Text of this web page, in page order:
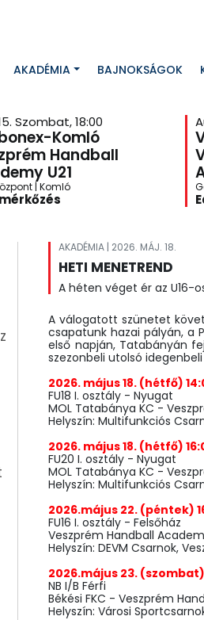
AKADÉMIA BAJNOKSÁGOK
Szombat, 18:00
Komló
Handball
U21
| Komló
AKADÉMIA | 2026. MÁJ. 18.
HETI MENETREND
A héten véget ér az U16-
A válogatott szünetet
csapatunk hazai pályán, a
első napján, Tatabányán
szezonbeli utolsó
2026. május 18. (hétfő)
FU18 I. osztály - Nyugat
MOL Tatabánya KC -
Helyszín: Multifunkciós
2026. május 18. (hétfő)
FU20 I. osztály - Nyugat
MOL Tatabánya KC -
Helyszín: Multifunkciós
2026.május 22. (péntek)
FU16 I. osztály - Felsőház
Veszprém Handball
Helyszín: DEVM Csarnok,
2026.május 23. (szombat)
NB I/B Férfi
Békési FKC - Veszprém
Helyszín: Városi